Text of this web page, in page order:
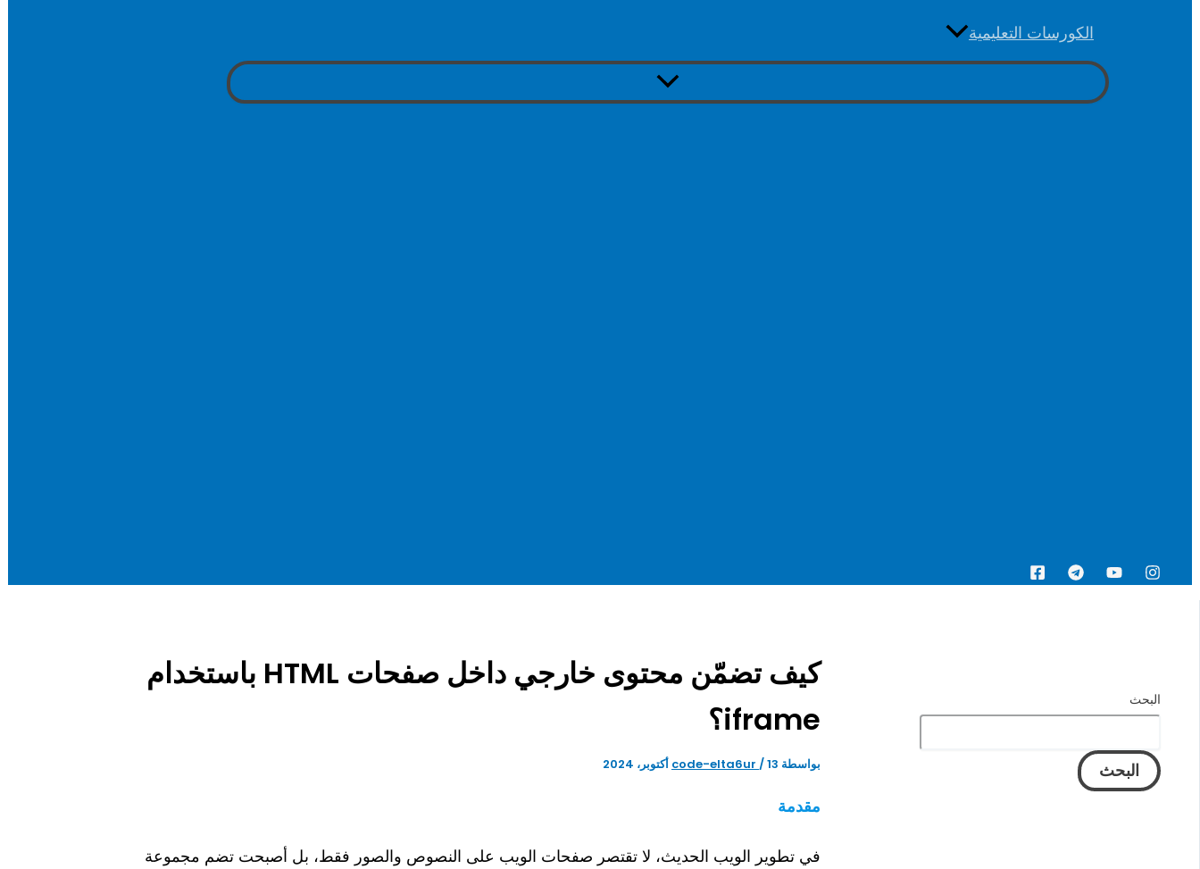
الكورسات التعليمية
البحث
البحث
كيف تضمّن محتوى خارجي داخل صفحات HTML باستخدام
iframe؟
بواسطة code-elta6ur /13 أكتوبر، 2024
مقدمة
في تطوير الويب الحديث، لا تقتصر صفحات الويب على النصوص والصور فقط، بل أصبحت تضم مجموعة